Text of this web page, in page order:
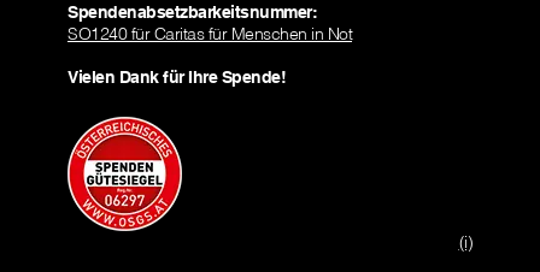
Spendenabsetzbarkeitsnummer:
SO1240 für Caritas für Menschen in Not
Vielen Dank für Ihre Spende!
(i)